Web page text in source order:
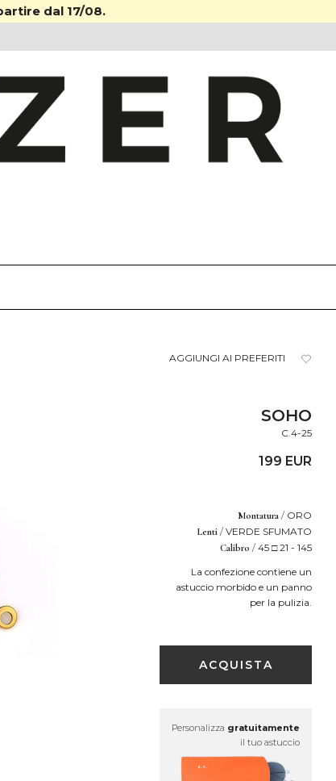
dal 17/08.
AGGIUNGI AI PREFERITI
SOHO
C.4-25
199 EUR
Montatura / ORO
Lenti / VERDE SFUMATO
Calibro / 45 □ 21 - 145
La confezione contiene un
astuccio morbido e un panno
per la pulizia.
ACQUISTA
Personalizza gratuitamente
il tuo astuccio